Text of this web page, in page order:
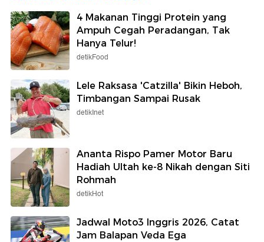
4 Makanan Tinggi Protein yang
Ampuh Cegah Peradangan, Tak
Hanya Telur!
detikFood
Lele Raksasa 'Catzilla' Bikin Heboh,
Timbangan Sampai Rusak
detikInet
Ananta Rispo Pamer Motor Baru
Hadiah Ultah ke-8 Nikah dengan Siti
Rohmah
detikHot
Jadwal Moto3 Inggris 2026, Catat
Jam Balapan Veda Ega